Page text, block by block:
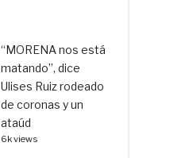
“MORENA nos está
matando”, dice
Ulises Ruiz rodeado
de coronas y un
ataúd
6k views